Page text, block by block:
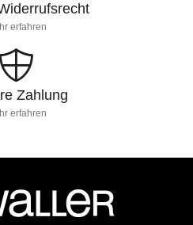
erfahren
Zahlung
erfahren